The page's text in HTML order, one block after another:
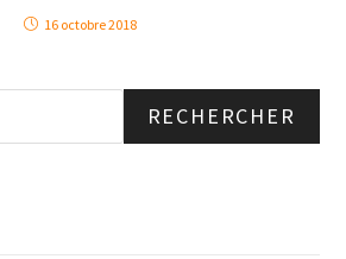
16 octobre 2018
RECHERCHER